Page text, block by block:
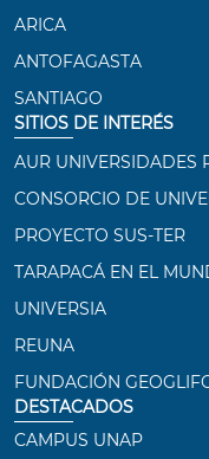
ARICA
ANTOFAGASTA
SANTIAGO
SITIOS DE INTERÉS
AUR UNIVERSIDADES
CONSORCIO DE
PROYECTO SUS-TER
TARAPACÁ EN EL
UNIVERSIA
REUNA
FUNDACIÓN
DESTACADOS
CAMPUS UNAP